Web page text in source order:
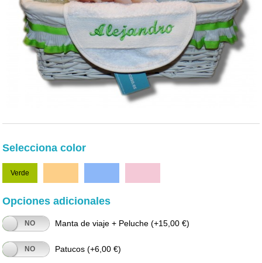
Selecciona color
Verde
Opciones adicionales
NO Manta de viaje + Peluche (+15,00 €)
NO Patucos (+6,00 €)